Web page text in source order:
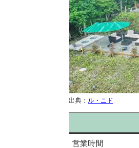
出典： ル・ニド
営業時間